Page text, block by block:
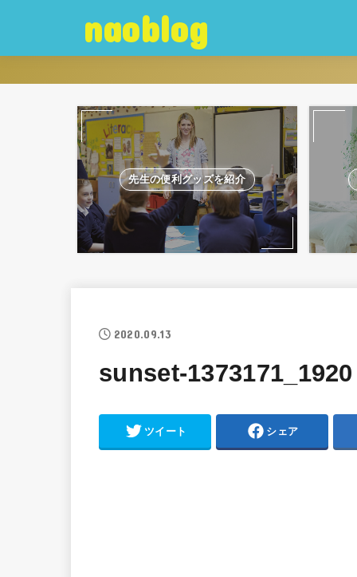
naoblog
先生の便利グッズを紹介
2020.09.13
sunset-1373171_1920
ツイート シェア